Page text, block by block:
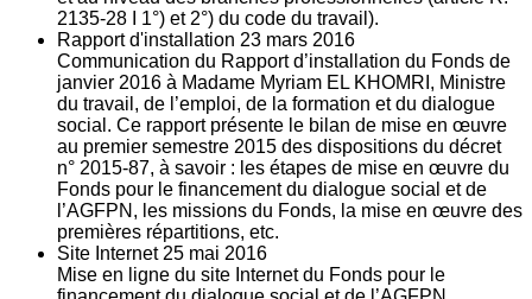
2135‐28 I 1°) et 2°) du code du travail).
Rapport d'installation 23 mars 2016
Communication du Rapport d’installation du Fonds de
janvier 2016 à Madame Myriam EL KHOMRI, Ministre
du travail, de l’emploi, de la formation et du dialogue
social. Ce rapport présente le bilan de mise en œuvre
au premier semestre 2015 des dispositions du décret
n° 2015-87, à savoir : les étapes de mise en œuvre du
Fonds pour le financement du dialogue social et de
l’AGFPN, les missions du Fonds, la mise en œuvre des
premières répartitions, etc.
Site Internet 25 mai 2016
Mise en ligne du site Internet du Fonds pour le